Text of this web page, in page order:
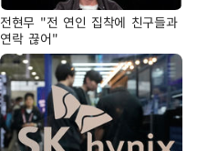
전현무 "전 연인 집착에 친구들과
연락 끊어"